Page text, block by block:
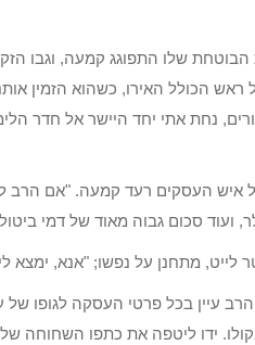
שלו התפוגג קמעה, וגבו
הכולל האירו, כשהוא הזמין
נחת אתי יחד היישר אל חדר
איש העסקים רעד קמעה. "אם הרב
ועוד סכום גבוה מאוד של דמי
מתחנן על נפשו; "אנא, ימצא
עיין בכל פרטי העסקה לגופו של
ידו ליטפה את כתפו השחוחה